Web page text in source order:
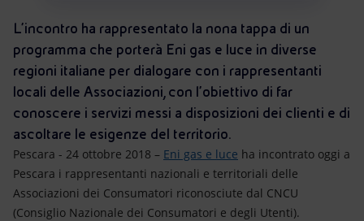
Energia accessibile
Innovazione
Scenari energetici
L’incontro ha rappresentato la nona tappa di un
programma che porterà Eni gas e luce in diverse
regioni italiane per dialogare con i rappresentanti
locali delle Associazioni, con l’obiettivo di far
conoscere i servizi messi a disposizioni dei clienti e di
ascoltare le esigenze del territorio.
Pescara - 24 ottobre 2018 – Eni gas e luce ha incontrato oggi a
Pescara i rappresentanti nazionali e territoriali delle
Associazioni dei Consumatori riconosciute dal CNCU
(Consiglio Nazionale dei Consumatori e degli Utenti).